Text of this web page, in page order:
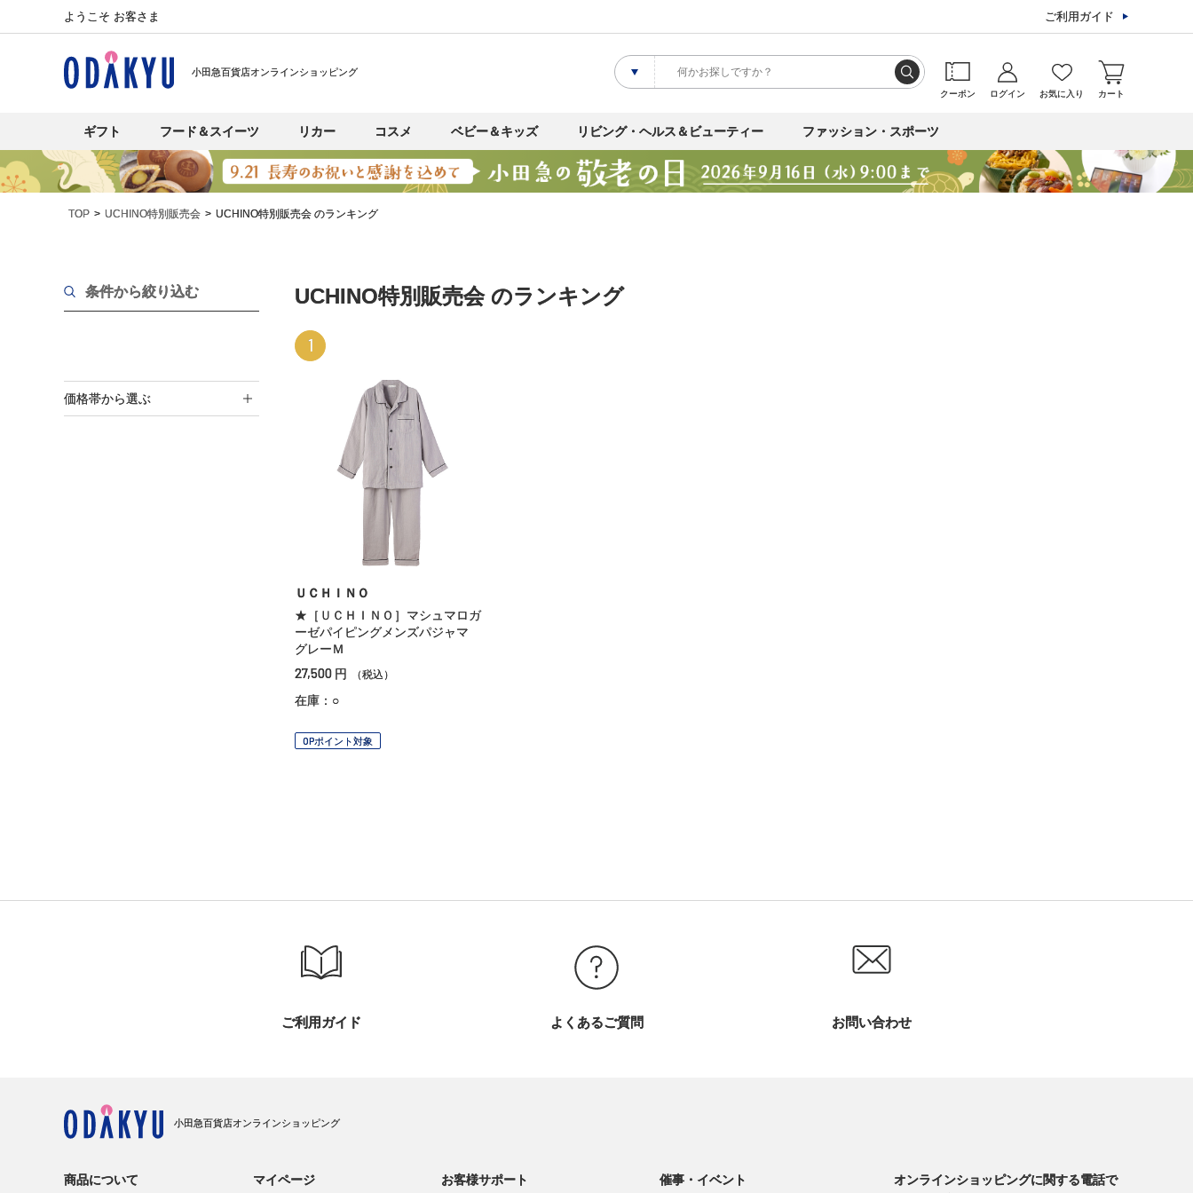
ようこそ お客さま ご利用ガイド
小田急百貨店オンラインショッピング
クーポン ログイン お気に入り カート
ギフト フード＆スイーツ リカー コスメ ベビー＆キッズ リビング・ヘルス＆ビューティー ファッション・スポーツ
TOP UCHINO特別販売会 UCHINO特別販売会 のランキング
条件から絞り込む
価格帯から選ぶ
UCHINO特別販売会 のランキング
1
ＵＣＨＩＮＯ
★［ＵＣＨＩＮＯ］マシュマロガ
ーゼパイピングメンズパジャマ
グレーＭ
27,500 円 （税込）
在庫：○
OPポイント対象
ご利用ガイド よくあるご質問 お問い合わせ
小田急百貨店オンラインショッピング
商品について マイページ お客様サポート 催事・イベント
オンラインショッピングに関する電話で